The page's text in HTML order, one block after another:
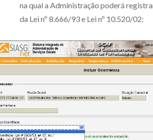
na qual a Administração poderá
da Lei nº 8.666/93 e Lei nº 10.520/02: